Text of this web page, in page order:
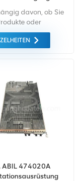
02
davon, ob Sie
oder
Produkte
ist eine
Wir kaufen nur
auf dem grünen
All dies wird zum
Preis
ABIL 474020A